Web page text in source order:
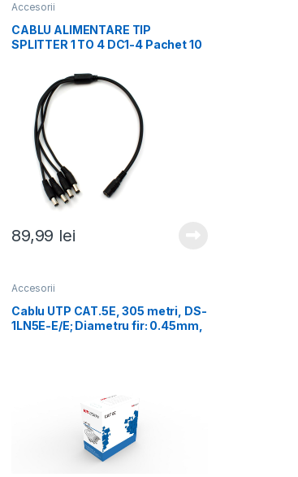
Accesorii
CABLU ALIMENTARE TIP
SPLITTER 1 TO 4 DC1-4 Pachet 10
89,99 lei
Accesorii
Cablu UTP CAT.5E, 305 metri, DS-
1LN5E-E/E; Diametru fir: 0.45mm,